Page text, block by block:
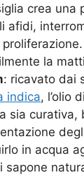
crea una
afidi,
la
: ricavato dai
indica, l’olio
sia curativa,
in acqua
sapone